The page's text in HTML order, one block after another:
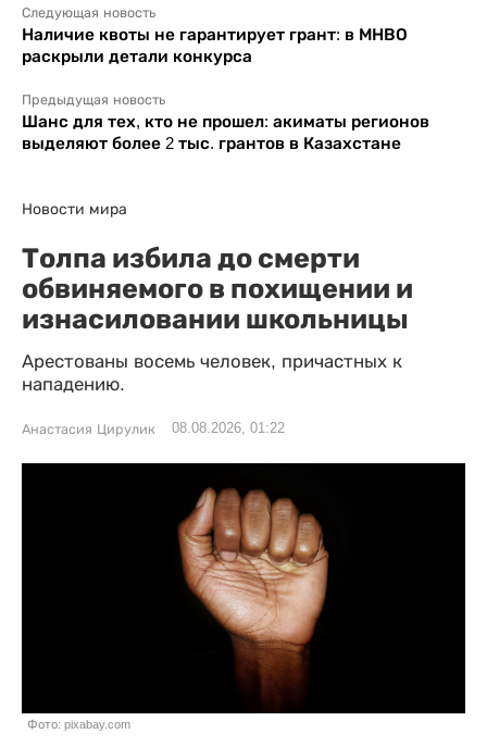
Следующая новость
Наличие квоты не гарантирует грант: в МНВО
раскрыли детали конкурса
Предыдущая новость
Шанс для тех, кто не прошел: акиматы регионов
выделяют более 2 тыс. грантов в Казахстане
Новости мира
Толпа избила до смерти
обвиняемого в похищении и
изнасиловании школьницы
Арестованы восемь человек, причастных к
нападению.
Анастасия Цирулик 08.08.2026, 01:22
Фото: pixabay.com